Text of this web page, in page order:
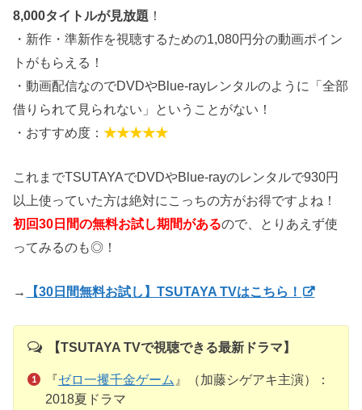
8,000タイトルが見放題 ！
・新作・準新作を視聴するための1,080円分の動画ポイン
トがもらえる！
・動画配信なのでDVDやBlue-rayレンタルのように「全部
借りられて見られない」ということがない！
・おすすめ度：★★★★★
これまでTSUTAYAでDVDやBlue-rayのレンタルで930円
以上使っていた方は絶対にこっちの方がお得ですよね！
初回30日間の無料お試し期間があるので、とりあえず使
ってみるのも◎！
→ 【30日間無料お試し】TSUTAYA TVはこちら！
【TSUTAYA TVで視聴できる最新ドラマ】
『ゼロ一攫千金ゲーム 』（加藤シゲアキ主演）：
2018夏ドラマ